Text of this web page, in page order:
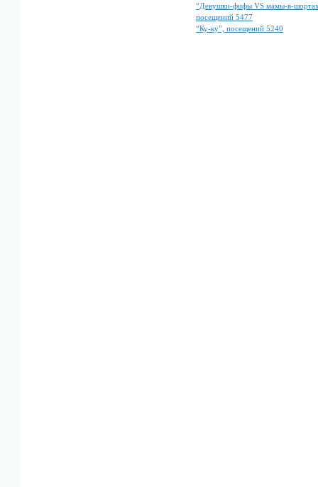
“Девушки-фифы VS мамы-в-
посещений 5477
“Ку-ку”, посещений 5240